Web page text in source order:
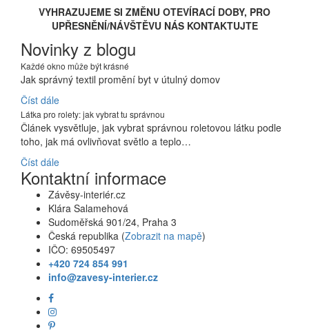
VYHRAZUJEME SI ZMĚNU OTEVÍRACÍ DOBY, PRO
UPŘESNĚNÍ/NÁVŠTĚVU NÁS KONTAKTUJTE
Novinky z blogu
Každé okno může být krásné
Jak správný textil promění byt v útulný domov
Číst dále
Látka pro rolety: jak vybrat tu správnou
Článek vysvětluje, jak vybrat správnou roletovou látku podle
toho, jak má ovlivňovat světlo a teplo…
Číst dále
Kontaktní informace
Závěsy-interiér.cz
Klára Salamehová
Sudoměřská 901/24, Praha 3
Česká republika (Zobrazit na mapě)
IČO: 69505497
+420 724 854 991
info@zavesy-interier.cz